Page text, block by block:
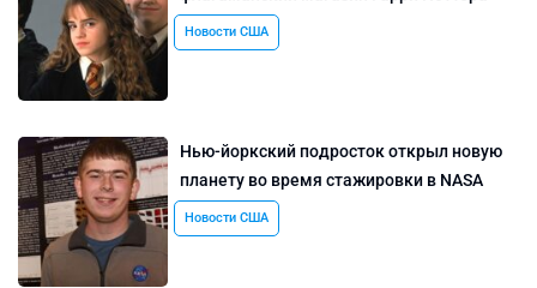
Новости США
Нью-йоркский подросток открыл новую
планету во время стажировки в NASA
Новости США